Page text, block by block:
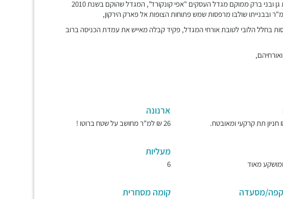
בחלל הלובי לטובת אורחי המגדל, פקיד קבלה מאייש את עמדת הכניסה ברוב
ארנונה
26 ₪ למ"ר מחושב על שטח ברוטו !
ומושקע מאוד
מעליות
6
מסעדה קומה מסחרית